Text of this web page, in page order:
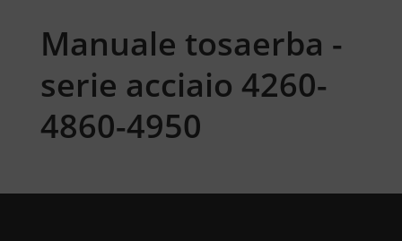
Manuale tosaerba -
serie acciaio 4260-
4860-4950